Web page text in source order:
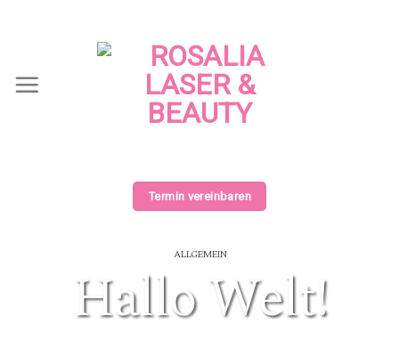
Termin vereinbaren
ALLGEMEIN
Hallo Welt!